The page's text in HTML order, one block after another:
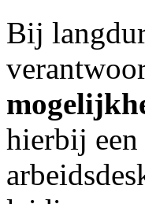
Bij
hierbij